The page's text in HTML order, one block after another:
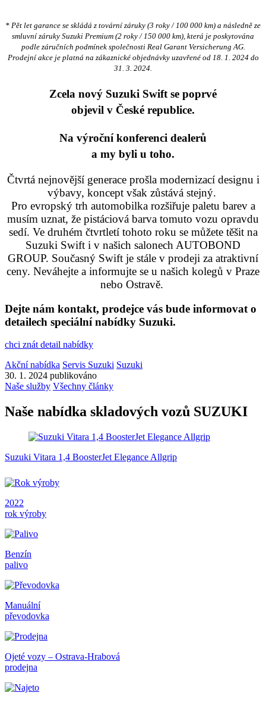
* Pět let garance se skládá z tovární záruky (3 roky / 100 000 km) a následně ze
smluvní záruky Suzuki Premium (2 roky / 150 000 km), která je poskytována
podle záručních podmínek společnosti Real Garant Versicherung AG.
Prodejní akce je platná na zákaznické objednávky uzavřené od 18. 1. 2024 do
31. 3. 2024.
Zcela nový Suzuki Swift se poprvé
objevil v České republice.
Na výroční konferenci dealerů
a my byli u toho.
Čtvrtá nejnovější generace prošla modernizací designu i
výbavy, koncept však zůstává stejný.
Pro evropský trh automobilka rozšiřuje paletu barev a
musím uznat, že pistáciová barva tomuto vozu opravdu
sedí. Ve druhém čtvrtletí tohoto roku se můžete těšit na
Suzuki Swift i v našich salonech AUTOBOND
GROUP. Současný Swift je stále v prodeji za atraktivní
ceny. Neváhejte a informujte se u našich kolegů v Praze
nebo Ostravě.
Dejte nám kontakt, prodejce vás bude informovat o
detailech speciální nabídky Suzuki.
chci znát detail nabídky
Akční nabídka Servis Suzuki Suzuki
30. 1. 2024 publikováno
Naše služby Všechny články
Naše nabídka skladových vozů SUZUKI
Suzuki Vitara 1,4 BoosterJet Elegance Allgrip
2022
rok výroby
Benzín
palivo
Manuální
převodovka
Ojeté vozy – Ostrava-Hrabová
prodejna